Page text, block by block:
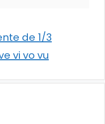
de 1/3
vi vo vu